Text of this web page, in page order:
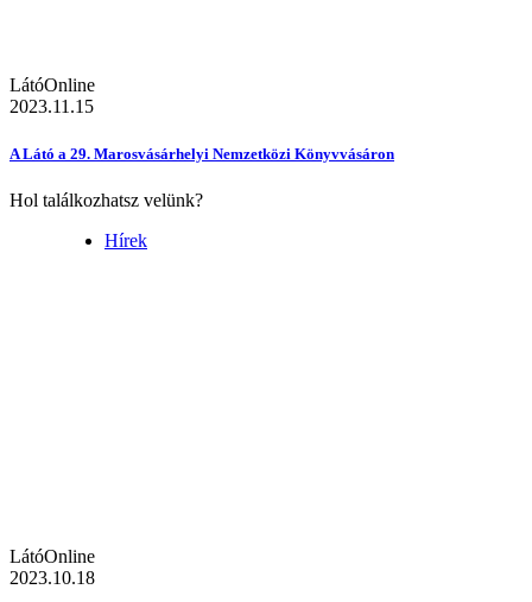
LátóOnline
2023.11.15
A Látó a 29. Marosvásárhelyi Nemzetközi Könyvvásáron
Hol találkozhatsz velünk?
Hírek
LátóOnline
2023.10.18